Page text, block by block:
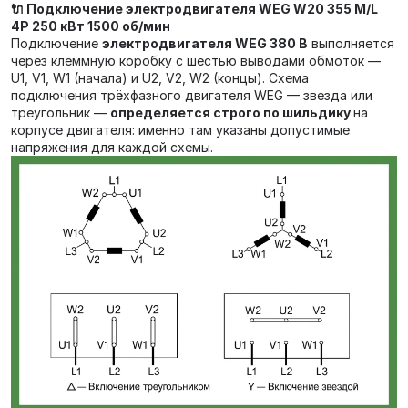
🔌 Подключение электродвигателя WEG W20 355 M/L
4P 250 кВт 1500 об/мин
Подключение электродвигателя WEG 380 В выполняется
через клеммную коробку с шестью выводами обмоток —
U1, V1, W1 (начала) и U2, V2, W2 (концы). Схема
подключения трёхфазного двигателя WEG — звезда или
треугольник — определяется строго по шильдикуна
корпусе двигателя: именно там указаны допустимые
напряжения для каждой схемы.